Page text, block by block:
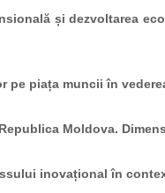
și dezvoltarea
pe piața muncii în
Moldova.
inovațional în